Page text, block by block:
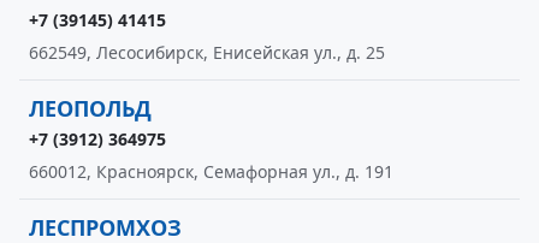
+7 (39145) 41415
662549, Лесосибирск, Енисейская ул., д. 25
ЛЕОПОЛЬД
+7 (3912) 364975
660012, Красноярск, Семафорная ул., д. 191
ЛЕСПРОМХОЗ